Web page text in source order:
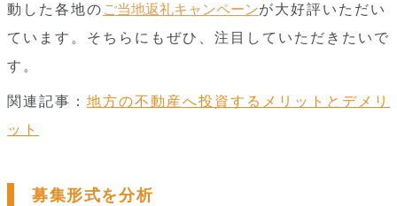
動した各地の ご当地返礼キャンペーンが大好評いただい
ています。そちらにもぜひ、注目していただきたいで
す。
関連記事： 地方の不動産へ投資するメリットとデメリ
ット
募集形式を分析